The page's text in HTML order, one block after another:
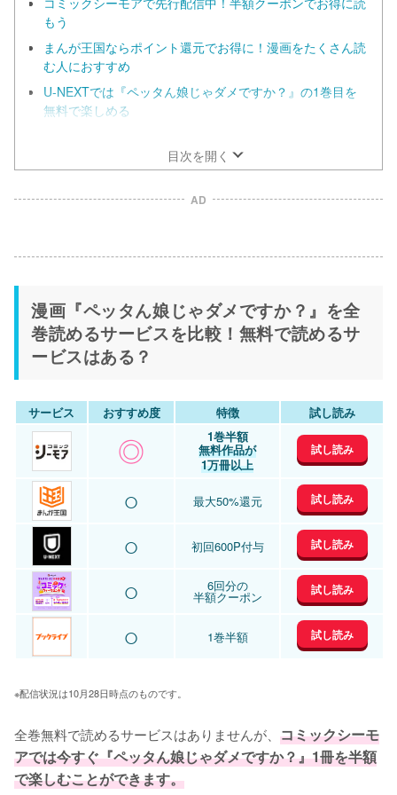
もう
まんが王国ならポイント還元でお得に！漫画をたくさん読
む人におすすめ
U-NEXTでは『ペッタん娘じゃダメですか？』の1巻目を
無料で楽しめる
いするならebookjapan！目次を開く
AD
漫画『ペッタん娘じゃダメですか？』を全
巻読めるサービスを比較！無料で読めるサ
ービスはある？
サービス おすすめ度 特徴 試し読み
◎ 1巻半額
無料作品が
1万冊以上
試し読み
○ 最大50%還元 試し読み
○ 初回600P付与 試し読み
○ 6回分の
半額クーポン 試し読み
○ 1巻半額 試し読み
※配信状況は10月28日時点のものです。
全巻無料で読めるサービスはありませんが、 コミックシーモ
アでは今すぐ『ペッタん娘じゃダメですか？』1冊を半額
で楽しむことができます。